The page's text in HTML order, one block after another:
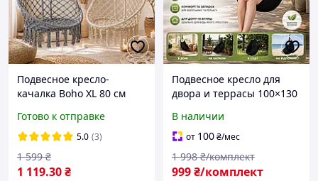
Подвесное кресло-
качалка Boho XL 80 см
плетеное подвесное
кресло кокон для дома,
сада, балкона, террасы,
дачи,
Готово к отправке
5.0 (3)
1 119.30₴
1 599 ₴
Подвесное кресло для
двора и террасы 100×130
подвесное компактное до
120 кг Кресло для отдыха
В наличии
от 100₴/мес
999₴/комплект
1 998 ₴/комплект